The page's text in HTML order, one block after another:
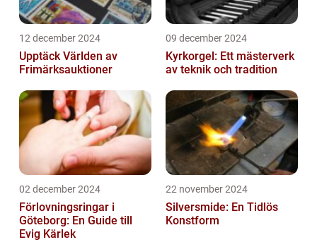
12 december 2024
Upptäck Världen av
Frimärksauktioner
09 december 2024
Kyrkorgel: Ett mästerverk
av teknik och tradition
02 december 2024
Förlovningsringar i
Göteborg: En Guide till
Evig Kärlek
22 november 2024
Silversmide: En Tidlös
Konstform